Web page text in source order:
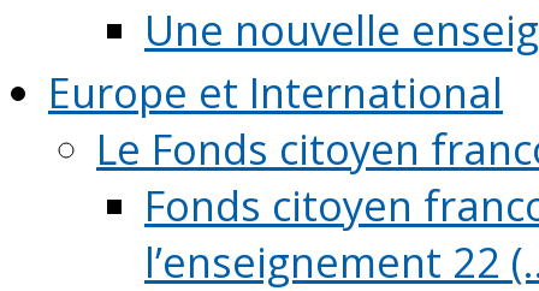
Une nouvelle
Europe et International
Le Fonds citoyen
Fonds citoyen
l’enseignement 22